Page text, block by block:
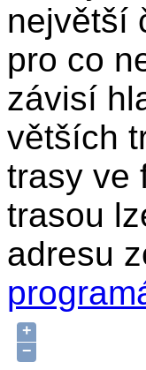
největší
pro co
závisí
větších
trasy ve
trasou
adresu
+
−